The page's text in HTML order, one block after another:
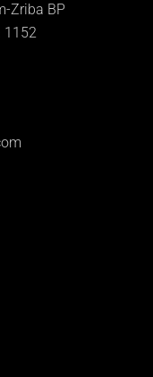
Zriba BP
1152